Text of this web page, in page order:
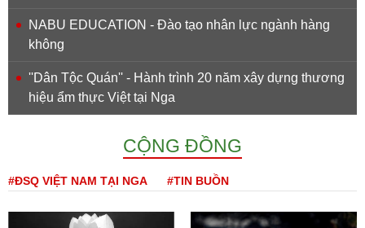
NABU EDUCATION - Đào tạo nhân lực ngành hàng
không
''Dân Tộc Quán'' - Hành trình 20 năm xây dựng thương
hiệu ẩm thực Việt tại Nga
CỘNG ĐỒNG
#ĐSQ VIỆT NAM TẠI NGA #TIN BUỒN